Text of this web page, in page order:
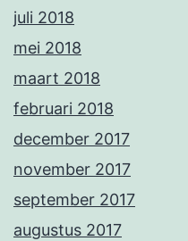
juli 2018
mei 2018
maart 2018
februari 2018
december 2017
november 2017
september 2017
augustus 2017